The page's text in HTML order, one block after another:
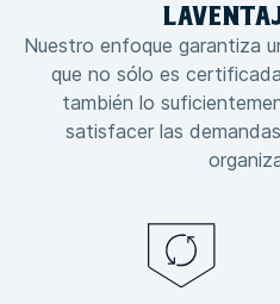
LA
Nuestro enfoque garantiza
que no sólo es
también lo
satisfacer las